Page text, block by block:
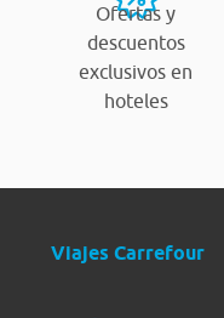
Ofertas y
descuentos
exclusivos en
hoteles
Viajes Carrefour